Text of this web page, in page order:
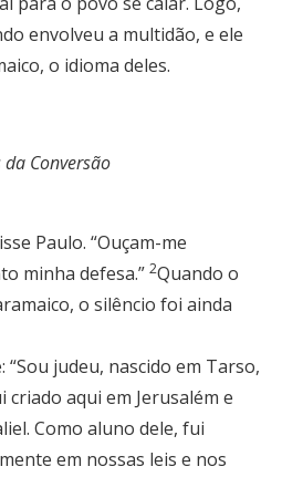
envolveu a multidão, e ele
o idioma deles.
Conversão
Paulo. “Ouçam-me
minha defesa.” 2Quando o
o silêncio foi ainda
“Sou judeu, nascido em Tarso,
criado aqui em Jerusalém e
Como aluno dele, fui
em nossas leis e nos